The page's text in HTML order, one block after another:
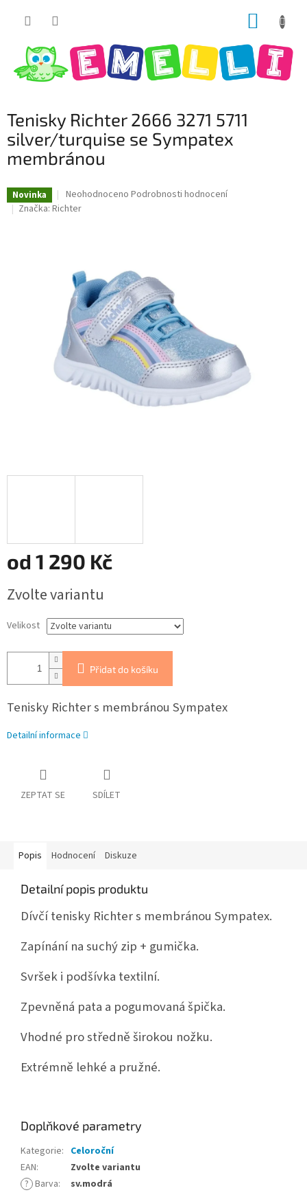
Tenisky Richter 2666 3271 5711
silver/turquise se Sympatex
membránou
Novinka
Průměrné
hodnocení
hvězdiček.
Neohodnoceno Podrobnosti hodnocení
Značka: Richter
od 1 290 Kč
cena:
Zvolte variantu
Velikost
Přidat do košíku
Tenisky Richter s membránou Sympatex
Detailní informace
ZEPTAT SE SDÍLET
Popis Hodnocení Diskuze
Detailní popis produktu
Dívčí tenisky Richter s membránou Sympatex.
Zapínání na suchý zip + gumička.
Svršek i podšívka textilní.
Zpevněná pata a pogumovaná špička.
Vhodné pro středně širokou nožku.
Extrémně lehké a pružné.
Doplňkové parametry
Kategorie: Celoroční
EAN:
Zvolte variantu
? Barva: sv.modrá